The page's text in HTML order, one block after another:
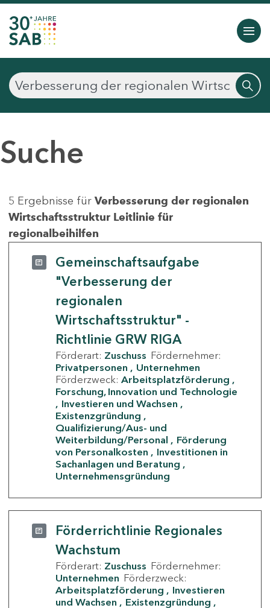
Suche
5 Ergebnisse für Verbesserung der regionalen
Wirtschaftsstruktur Leitlinie für
regionalbeihilfen
Gemeinschaftsaufgabe
"Verbesserung der
regionalen
Wirtschaftsstruktur" -
Richtlinie GRW RIGA
Förderart: Zuschuss Fördernehmer:
Privatpersonen
Unternehmen
Förderzweck: Arbeitsplatzförderung
Forschung, Innovation und Technologie
Investieren und Wachsen
Existenzgründung
Qualifizierung/Aus- und
Weiterbildung/Personal
Förderung
von Personalkosten
Investitionen in
Sachanlagen und Beratung
Unternehmensgründung
Förderrichtlinie Regionales
Wachstum
Förderart: Zuschuss Fördernehmer:
Unternehmen Förderzweck:
Arbeitsplatzförderung
Investieren
und Wachsen
Existenzgründung